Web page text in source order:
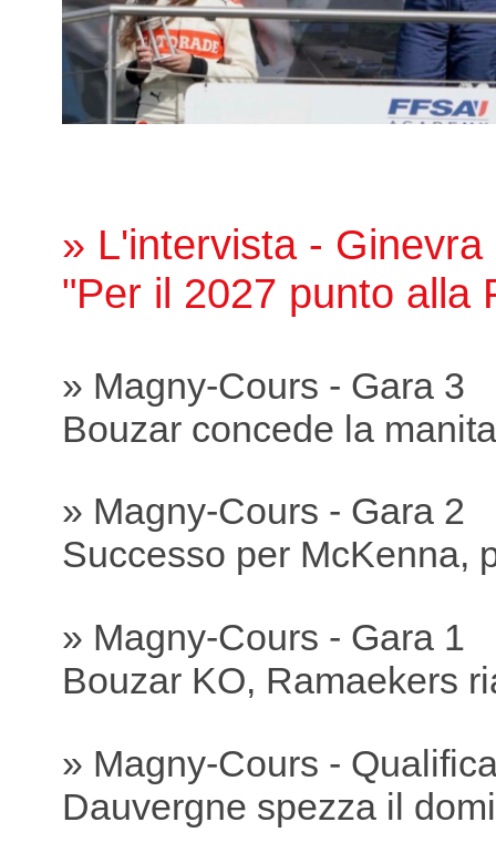
» L'intervista - Ginevra
"Per il 2027 punto alla
» Magny-Cours - Gara 3
Bouzar concede la manita
» Magny-Cours - Gara 2
Successo per McKenna,
» Magny-Cours - Gara 1
Bouzar KO, Ramaekers
» Magny-Cours -
Dauvergne spezza il